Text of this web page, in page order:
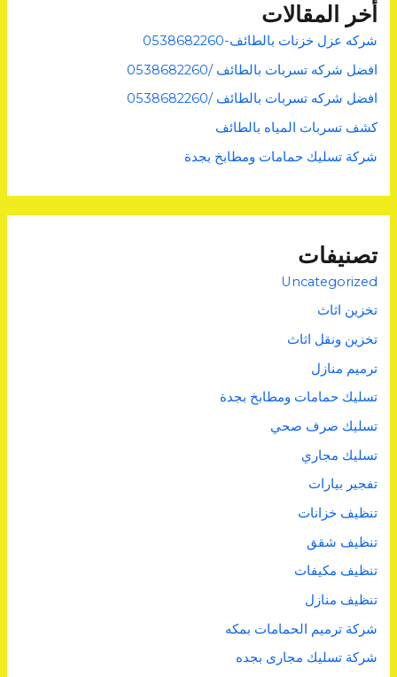
أخر المقالات
شركه عزل خزنات بالطائف-0538682260
افضل شركه تسربات بالطائف /0538682260
افضل شركه تسربات بالطائف /0538682260
كشف تسربات المياه بالطائف
شركة تسليك حمامات ومطابخ بجدة
تصنيفات
Uncategorized
تخزين اثاث
تخزين ونقل اثاث
ترميم منازل
تسليك حمامات ومطابخ بجدة
تسليك صرف صحي
تسليك مجاري
تفجير بيارات
تنظيف خزانات
تنظيف شقق
تنظيف مكيفات
تنظيف منازل
شركة ترميم الحمامات بمكه
شركة تسليك مجارى بجده